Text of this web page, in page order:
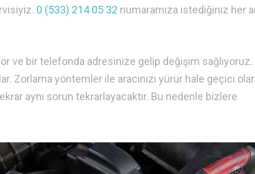
0 (533) 214 05 32 numaramıza istediğiniz her
ve bir telefonda adresinize gelip değişim sağlıyoruz.
Zorlama yöntemler ile aracınızı yürür hale geçici
aynı sorun tekrarlayacaktır. Bu nedenle bizlere